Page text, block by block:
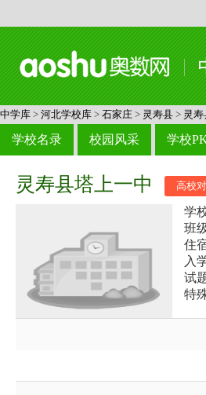
中学库 > 河北学校库 > 石家庄 > 灵寿县 > 灵
学校名录 校园风采 学校
灵寿县塔上一中 高校
学
班
住
入
试
特